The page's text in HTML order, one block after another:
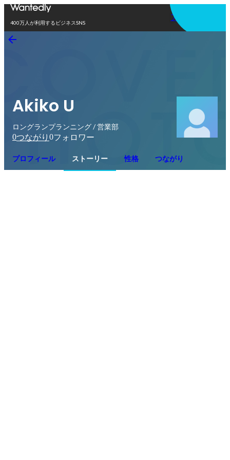
400万人が利用するビジネスSNS
アプリを使う
Akiko U
ロングランプランニング / 営業部
0つながり 0フォロワー
プロフィール ストーリー 性格 つながり